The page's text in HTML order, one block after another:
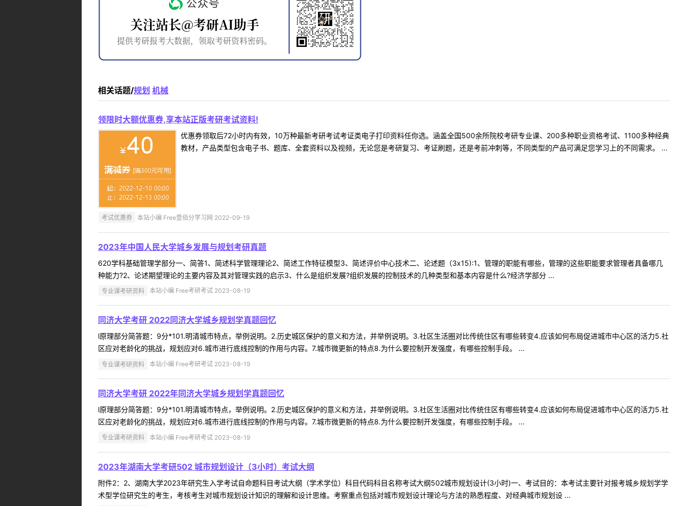
相关话题/规划 机械
领限时大额优惠券,享本站正版考研考试资料!
优惠券领取后72小时内有效，10万种最新考研考试考证类电子打印资料任你选。涵盖全国500余所院校考研专业课、200多种职业资格考试、1100多种经典
教材，产品类型包含电子书、题库、全套资料以及视频，无论您是考研复习、考证刷题，还是考前冲刺等，不同类型的产品可满足您学习上的不同需求。 ...
考试优惠券 本站小编 Free壹佰分学习网 2022-09-19
2023年中国人民大学城乡发展与规划考研真题
620学科基础管理学部分一、简答1、简述科学管理理论2、简述工作特征模型3、简述评价中心技术二、论述题（3x15):1、管理的职能有哪些，管理的这些职能要求管理者具备哪几
种能力?2、论述期望理论的主要内容及其对管理实践的启示3、什么是组织发展?组织发展的控制技术的几种类型和基本内容是什么?经济学部分 ...
专业课考研资料 本站小编 Free考研考试 2023-08-19
同济大学考研 2022同济大学城乡规划学真题回忆
l原理部分简答题：9分*101.明清城市特点，举例说明。2.历史城区保护的意义和方法，并举例说明。3.社区生活圈对比传统住区有哪些转变4.应该如何布局促进城市中心区的活力5.社
区应对老龄化的挑战，规划应对6.城市进行底线控制的作用与内容。7.城市微更新的特点8.为什么要控制开发强度，有哪些控制手段。 ...
专业课考研资料 本站小编 Free考研考试 2023-08-19
同济大学考研 2022年同济大学城乡规划学真题回忆
l原理部分简答题：9分*101.明清城市特点，举例说明。2.历史城区保护的意义和方法，并举例说明。3.社区生活圈对比传统住区有哪些转变4.应该如何布局促进城市中心区的活力5.社
区应对老龄化的挑战，规划应对6.城市进行底线控制的作用与内容。7.城市微更新的特点8.为什么要控制开发强度，有哪些控制手段。 ...
专业课考研资料 本站小编 Free考研考试 2023-08-19
2023年湖南大学考研502 城市规划设计（3小时）考试大纲
附件2：2、湖南大学2023年研究生入学考试自命题科目考试大纲（学术学位）科目代码科目名称考试大纲502城市规划设计(3小时)一、考试目的：本考试主要针对报考城乡规划学学
术型学位研究生的考生，考核考生对城市规划设计知识的理解和设计思维。考察重点包括对城市规划设计理论与方法的熟悉程度、对经典城市规划设 ...